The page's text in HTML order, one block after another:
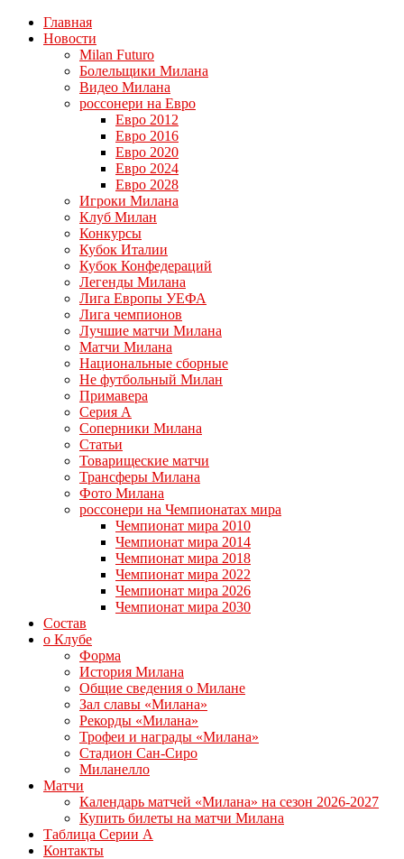
Главная
Новости
Milan Futuro
Болельщики Милана
Видео Милана
россонери на Евро
Евро 2012
Евро 2016
Евро 2020
Евро 2024
Евро 2028
Игроки Милана
Клуб Милан
Конкурсы
Кубок Италии
Кубок Конфедераций
Легенды Милана
Лига Европы УЕФА
Лига чемпионов
Лучшие матчи Милана
Матчи Милана
Национальные сборные
Не футбольный Милан
Примавера
Серия А
Соперники Милана
Статьи
Товарищеские матчи
Трансферы Милана
Фото Милана
россонери на Чемпионатах мира
Чемпионат мира 2010
Чемпионат мира 2014
Чемпионат мира 2018
Чемпионат мира 2022
Чемпионат мира 2026
Чемпионат мира 2030
Состав
о Клубе
Форма
История Милана
Общие сведения о Милане
Зал славы «Милана»
Рекорды «Милана»
Трофеи и награды «Милана»
Стадион Сан-Сиро
Миланелло
Матчи
Календарь матчей «Милана» на сезон 2026-2027
Купить билеты на матчи Милана
Таблица Серии А
Контакты